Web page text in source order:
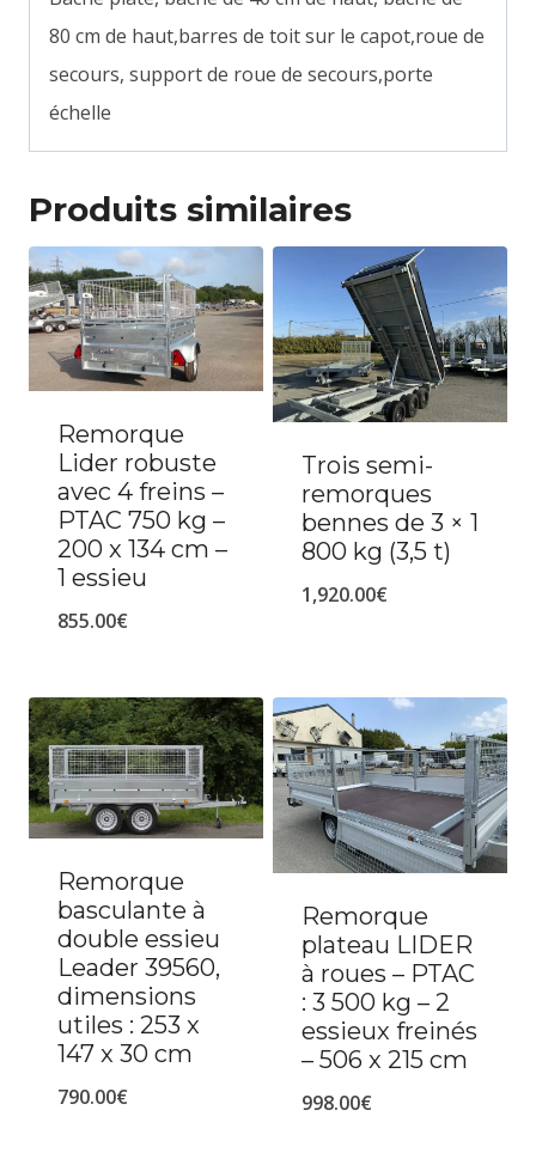
80 cm de haut,barres de toit sur le capot,roue de
secours, support de roue de secours,porte
échelle
Produits similaires
Remorque
Lider robuste
avec 4 freins –
PTAC 750 kg –
200 x 134 cm –
1 essieu
855.00€
Trois semi-
remorques
bennes de 3 × 1
800 kg (3,5 t)
1,920.00€
Remorque
basculante à
double essieu
Leader 39560,
dimensions
utiles : 253 x
147 x 30 cm
790.00€
Remorque
plateau LIDER
à roues – PTAC
: 3 500 kg – 2
essieux freinés
– 506 x 215 cm
998.00€